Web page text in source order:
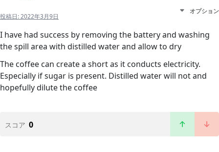
投稿日:2022年3月9日
オプション
I have had success by removing the battery and washing
the spill area with distilled water and allow to dry
The coffee can create a short as it conducts electricity.
Especially if sugar is present. Distilled water will not and
hopefully dilute the coffee
スコア 0